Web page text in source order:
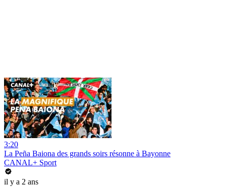
3:20
La Peña Baiona des grands soirs résonne à Bayonne
CANAL+ Sport
il y a 2 ans